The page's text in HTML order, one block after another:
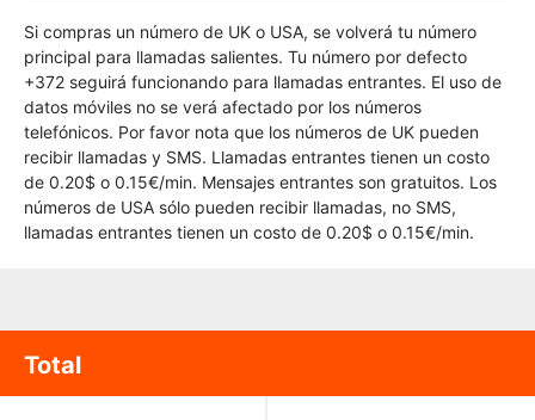
Si compras un número de UK o USA, se volverá tu número
principal para llamadas salientes. Tu número por defecto
+372 seguirá funcionando para llamadas entrantes. El uso de
datos móviles no se verá afectado por los números
telefónicos. Por favor nota que los números de UK pueden
recibir llamadas y SMS. Llamadas entrantes tienen un costo
de 0.20$ o 0.15€/min. Mensajes entrantes son gratuitos. Los
números de USA sólo pueden recibir llamadas, no SMS,
llamadas entrantes tienen un costo de 0.20$ o 0.15€/min.
Total